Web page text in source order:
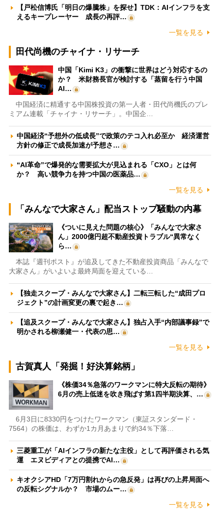
【戸松信博氏「明日の爆騰株」を探せ】TDK：AIインフラを支
えるキープレーヤー 成長の再評…
一覧を見る
田代尚機のチャイナ・リサーチ
中国「Kimi K3」の衝撃に世界はどう対応するの
か？ 米財務長官が検討する「蒸留を行う中国
AI…
中国経済に精通する中国株投資の第一人者・田代尚機氏のプレ
ミアム連載「チャイナ・リサーチ」。中国企…
中国経済“予想外の低成長”で政策のテコ入れ必至か 経済運営
方針の修正で成長加速が予想さ…
“AI革命”で爆発的な需要拡大が見込まれる「CXO」とは何
か？ 高い競争力を持つ中国の医薬品…
一覧を見る
「みんなで大家さん」配当ストップ騒動の内幕
《ついに見えた問題の核心》「みんなで大家さ
ん」2000億円超不動産投資トラブル“異常なく
ら…
本誌『週刊ポスト』が追及してきた不動産投資商品「みんなで
大家さん」がいよいよ最終局面を迎えている…
【独走スクープ・みんなで大家さん】二転三転した“成田プロ
ジェクト”の計画変更の裏で起き…
【追及スクープ・みんなで大家さん】独占入手“内部議事録”で
明かされる柳瀬健一・代表の思…
一覧を見る
古賀真人「発掘！好決算銘柄」
《株価34％急落のワークマンに特大反転の期待》
6月の売上低迷を吹き飛ばす第1四半期決算、…
6月3日に8330円をつけたワークマン（東証スタンダード・
7564）の株価は、わずか1カ月あまりで約34％下落…
三菱重工が「AIインフラの新たな主役」として再評価される気
運 エヌビディアとの提携でAI…
キオクシアHD「7万円割れからの急反発」は再びの上昇局面へ
の反転シグナルか？ 市場のムー…
一覧を見る